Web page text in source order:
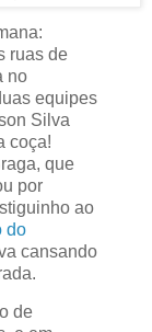
ruas de
no
equipes
Silva
coça!
que
por
ao
do
cansando
de